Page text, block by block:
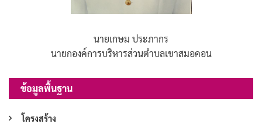
นายเกษม ประภากร
นายกองค์การบริหารส่วนตำบลเขาสมอคอน
ข้อมูลพื้นฐาน
โครงสร้าง